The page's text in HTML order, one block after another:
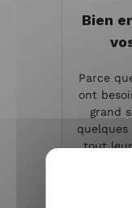
Bien
Parce
ont
grand
tout